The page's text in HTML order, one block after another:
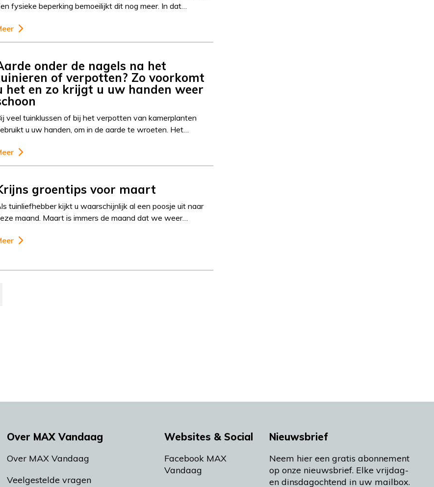
fysieke beperking bemoeilijkt dit nog meer. In dat…
onder de nagels na het
of verpotten? Zo voorkomt
het en zo krijgt u uw handen weer
veel tuinklussen of bij het verpotten van kamerplanten
u uw handen, om in de aarde te wroeten. Het…
groentips voor maart
tuinliefhebber kijkt u waarschijnlijk al een poosje uit naar
maand. Maart is immers de maand dat we weer…
Over MAX Vandaag
Over MAX Vandaag
Veelgestelde vragen
Websites & Social
Facebook MAX
Vandaag
Nieuwsbrief
Neem hier een gratis abonnement
op onze nieuwsbrief. Elke vrijdag-
en dinsdagochtend in uw mailbox.